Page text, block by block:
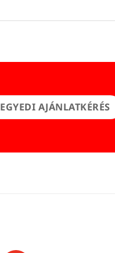
EGYEDI AJÁNLATKÉRÉS